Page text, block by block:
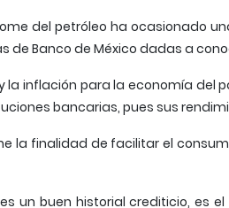
del petróleo ha ocasionado
Banco de México dadas a
inflación para la economía
bancarias, pues sus
la finalidad de facilitar el
un buen historial crediticio, es